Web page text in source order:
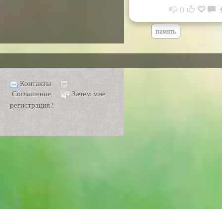
0
память
Контакты
Соглашение
Зачем мне
регистрация?